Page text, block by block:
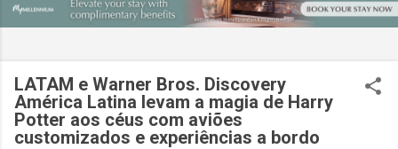
desse importante estudo de referência à indústria. (© SITA)
custa ao setor US$ 6,3 bilhões anualmente. Cada mala
extraviada acarreta um custo médio de US$ 260. Com um
lucro líquido médio de apenas US$ 8 por passageiro, uma mala
extraviada anula o lucro de mais de 30 assentos vendidos, e
LATAM e Warner Bros. Discovery
América Latina levam a magia de Harry
Potter aos céus com aviões
customizados e experiências a bordo